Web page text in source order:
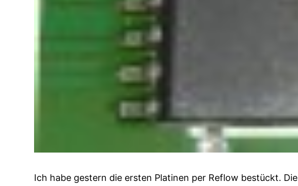
Ich habe gestern die ersten Platinen per Reflow bestückt. Die